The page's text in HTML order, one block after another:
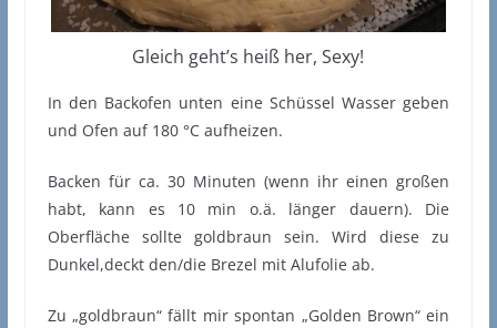
Gleich geht’s heiß her, Sexy!
In den Backofen unten eine Schüssel Wasser geben
und Ofen auf 180 °C aufheizen.
Backen für ca. 30 Minuten (wenn ihr einen großen
habt, kann es 10 min o.ä. länger dauern). Die
Oberfläche sollte goldbraun sein. Wird diese zu
Dunkel,deckt den/die Brezel mit Alufolie ab.
Zu „goldbraun“ fällt mir spontan „Golden Brown“ ein